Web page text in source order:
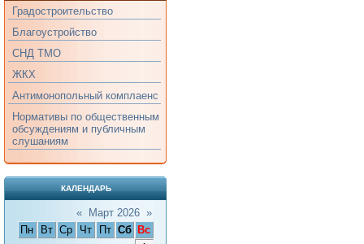
Градостроительство
Благоустройство
СНД ТМО
ЖКХ
Антимонопольный комплаенс
Нормативы по общественным
обсуждениям и публичным
слушаниям
КАЛЕНДАРЬ
« Март 2026 »
Пн
Вт Ср Чт Пт Сб
Вс